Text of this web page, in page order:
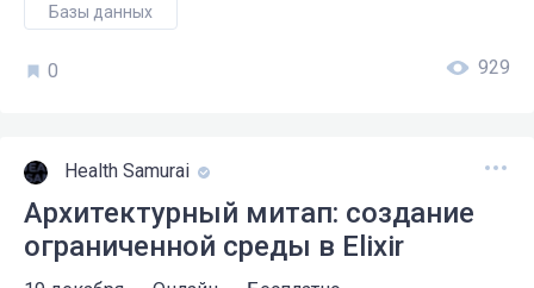
Базы данных
0 929
Health Samurai
Архитектурный митап: создание
ограниченной среды в Elixir